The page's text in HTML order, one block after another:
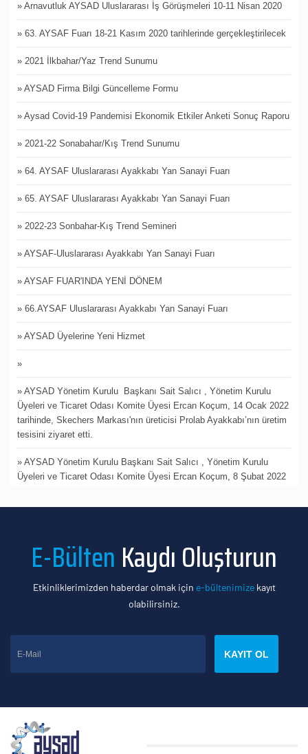
» Arnavutluk AYSAD Uluslararası İş Görüşmeleri 10-11 Nisan 2020
» 63. AYSAF Fuarı 18-21 Kasım 2020 tarihlerinde gerçekleştirilecek
» 2021 İlkbahar/Yaz Trend Sunumu
» AYSAD Firma Bilgi Güncelleme Formu
» Aysad Covid-19 Pandemisi Ekonomik Etkiler Anketi Sonuç Raporu
» 2021-22 Sonabahar/Kış Trend Sunumu
» 64. AYSAF Uluslararası Ayakkabı Yan Sanayi Fuarı
» 65. AYSAF Uluslararası Ayakkabı Yan Sanayi Fuarı
» 2022-23 Sonbahar-Kış Trend Semineri
» AYSAF-Uluslararası Ayakkabı Yan Sanayi Fuarı
» AYSAF FUAR'INDA YENİ DÖNEM
» 66.AYSAF Uluslararası Ayakkabı Yan Sanayi Fuarı
» AYSAD Üyelerine Yeni Hizmet
»
» AYSAD Yönetim Kurulu Başkanı Sait Salıcı , Yönetim Kurulu
Üyeleri ve Ticaret Odası Komite Üyesi Ercan Koçum, 14 Ocak 2022
tarihinde, Skechers Markası'nın üreticisi Prolab Ayakkabı’nın üretim
tesisini ziyaret etti.
» AYSAD Yönetim Kurulu Başkanı Sait Salıcı , Yönetim Kurulu
Üyeleri ve Ticaret Odası Komite Üyesi Ercan Koçum, 8 Şubat 2022
İstanbul Fuar Merkezi’nde kapılarını açtı.
» AYSAD Yönetim Kurulu Başkanı Sait Salıcı, Yönetim Kurulu
Üyeleri ve Ticaret Odası Komite Üyesi Ercan Koçum, 22 Şubat 2022
tarihinde Flokser Kimya San. ve Tic. A.ş firmasını ziyaret etti.
tarihinde Flokser Tekstil San. ve Tic. A.Ş. 'yi ziyaret etti.
Derneği Yönetim Kurulu Başkanı Levent Şahinler’i ziyaret etti.
E-Bülten Kaydı Oluşturun
Etkinliklerimizden haberdar olmak için e-bültenimizekayıt
olabilirsiniz.
KAYIT OL